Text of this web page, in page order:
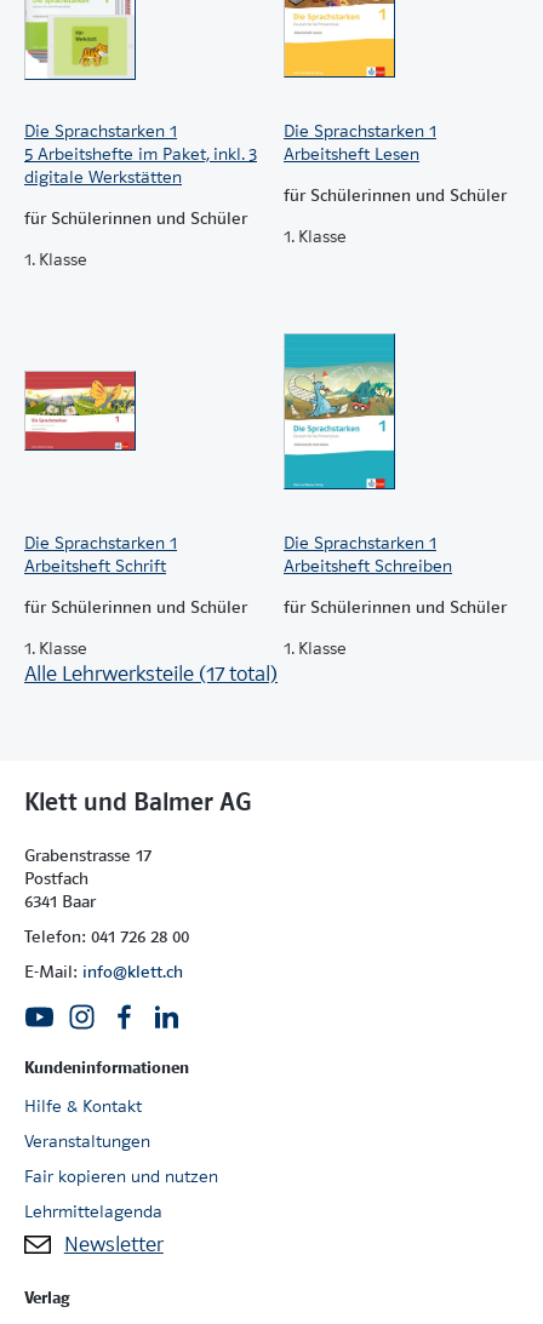
Die Sprachstarken 1
5 Arbeitshefte im Paket, inkl. 3
digitale Werkstätten
für Schülerinnen und Schüler
1. Klasse
Die Sprachstarken 1
Arbeitsheft Lesen
für Schülerinnen und Schüler
1. Klasse
Die Sprachstarken 1
Arbeitsheft Schrift
für Schülerinnen und Schüler
1. Klasse
Die Sprachstarken 1
Arbeitsheft Schreiben
für Schülerinnen und Schüler
1. Klasse
Alle Lehrwerksteile (17 total)
Klett und Balmer AG
Grabenstrasse 17
Postfach
6341 Baar
Telefon: 041 726 28 00
E-Mail: info@klett.ch
Kundeninformationen
Hilfe & Kontakt
Veranstaltungen
Fair kopieren und nutzen
Lehrmittelagenda
Newsletter
Verlag